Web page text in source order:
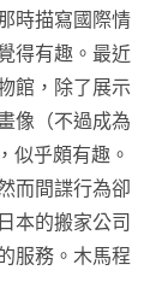
時描寫國際情
得有趣。最近
館，除了展示
像（不過成為
似乎頗有趣。
而間諜行為卻
本的搬家公司
服務。木馬程